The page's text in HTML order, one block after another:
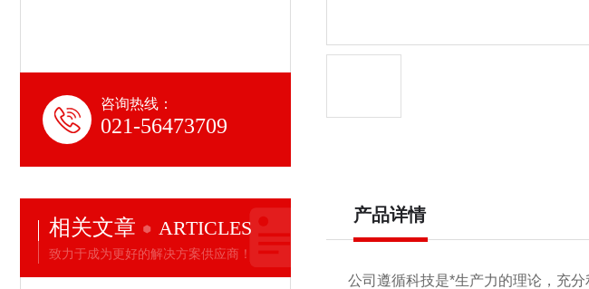
咨询热线：
021-56473709
相关文章 ARTICLES
致力于成为更好的解决方案供应商！
产品详情
公司遵循科技是*生产力的理论，充